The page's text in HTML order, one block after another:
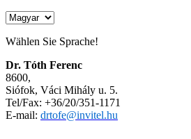
Wählen Sie Sprache!
Dr. Tóth Ferenc
8600,
Siófok, Váci Mihály u. 5.
Tel/Fax: +36/20/351-1171
E-mail: drtofe@invitel.hu